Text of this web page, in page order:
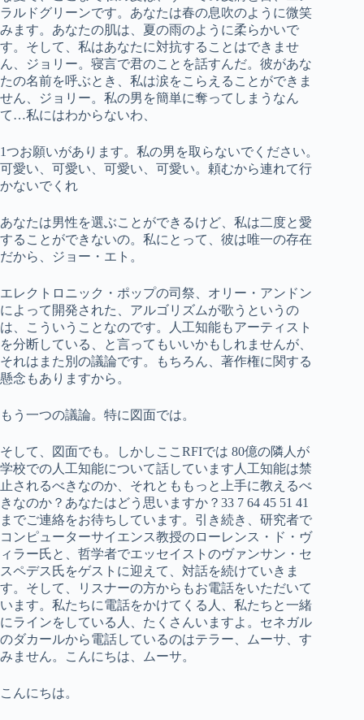
ラルドグリーンです。あなたは春の息吹のように微笑
みます。あなたの肌は、夏の雨のように柔らかいで
す。そして、私はあなたに対抗することはできませ
ん、ジョリー。寝言で君のことを話すんだ。彼があな
たの名前を呼ぶとき、私は涙をこらえることができま
せん、ジョリー。私の男を簡単に奪ってしまうなん
て…私にはわからないわ、
1つお願いがあります。私の男を取らないでください。
可愛い、可愛い、可愛い、可愛い。頼むから連れて行
かないでくれ
あなたは男性を選ぶことができるけど、私は二度と愛
することができないの。私にとって、彼は唯一の存在
だから、ジョー・エト。
エレクトロニック・ポップの司祭、オリー・アンドン
によって開発された、アルゴリズムが歌うというの
は、こういうことなのです。人工知能もアーティスト
を分断している、と言ってもいいかもしれませんが、
それはまた別の議論です。もちろん、著作権に関する
懸念もありますから。
もう一つの議論。特に図面では。
そして、図面でも。しかしここRFIでは 80億の隣人が
学校での人工知能について話しています人工知能は禁
止されるべきなのか、それとももっと上手に教えるべ
きなのか？あなたはどう思いますか？33 7 64 45 51 41
までご連絡をお待ちしています。引き続き、研究者で
コンピューターサイエンス教授のローレンス・ド・ヴ
ィラー氏と、哲学者でエッセイストのヴァンサン・セ
スペデス氏をゲストに迎えて、対話を続けていきま
す。そして、リスナーの方からもお電話をいただいて
います。私たちに電話をかけてくる人、私たちと一緒
にラインをしている人、たくさんいますよ。セネガル
のダカールから電話しているのはテラー、ムーサ、す
みません。こんにちは、ムーサ。
こんにちは。